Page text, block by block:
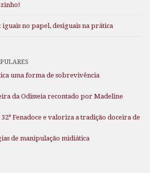
no papel, desiguais na prática
uma forma de sobrevivência
da Odisseia recontado por Madeline
Fenadoce e valoriza a tradição doceira de
de manipulação midiática